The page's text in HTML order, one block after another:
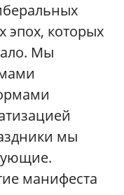
эпох, которых
Мы
мы
манифеста